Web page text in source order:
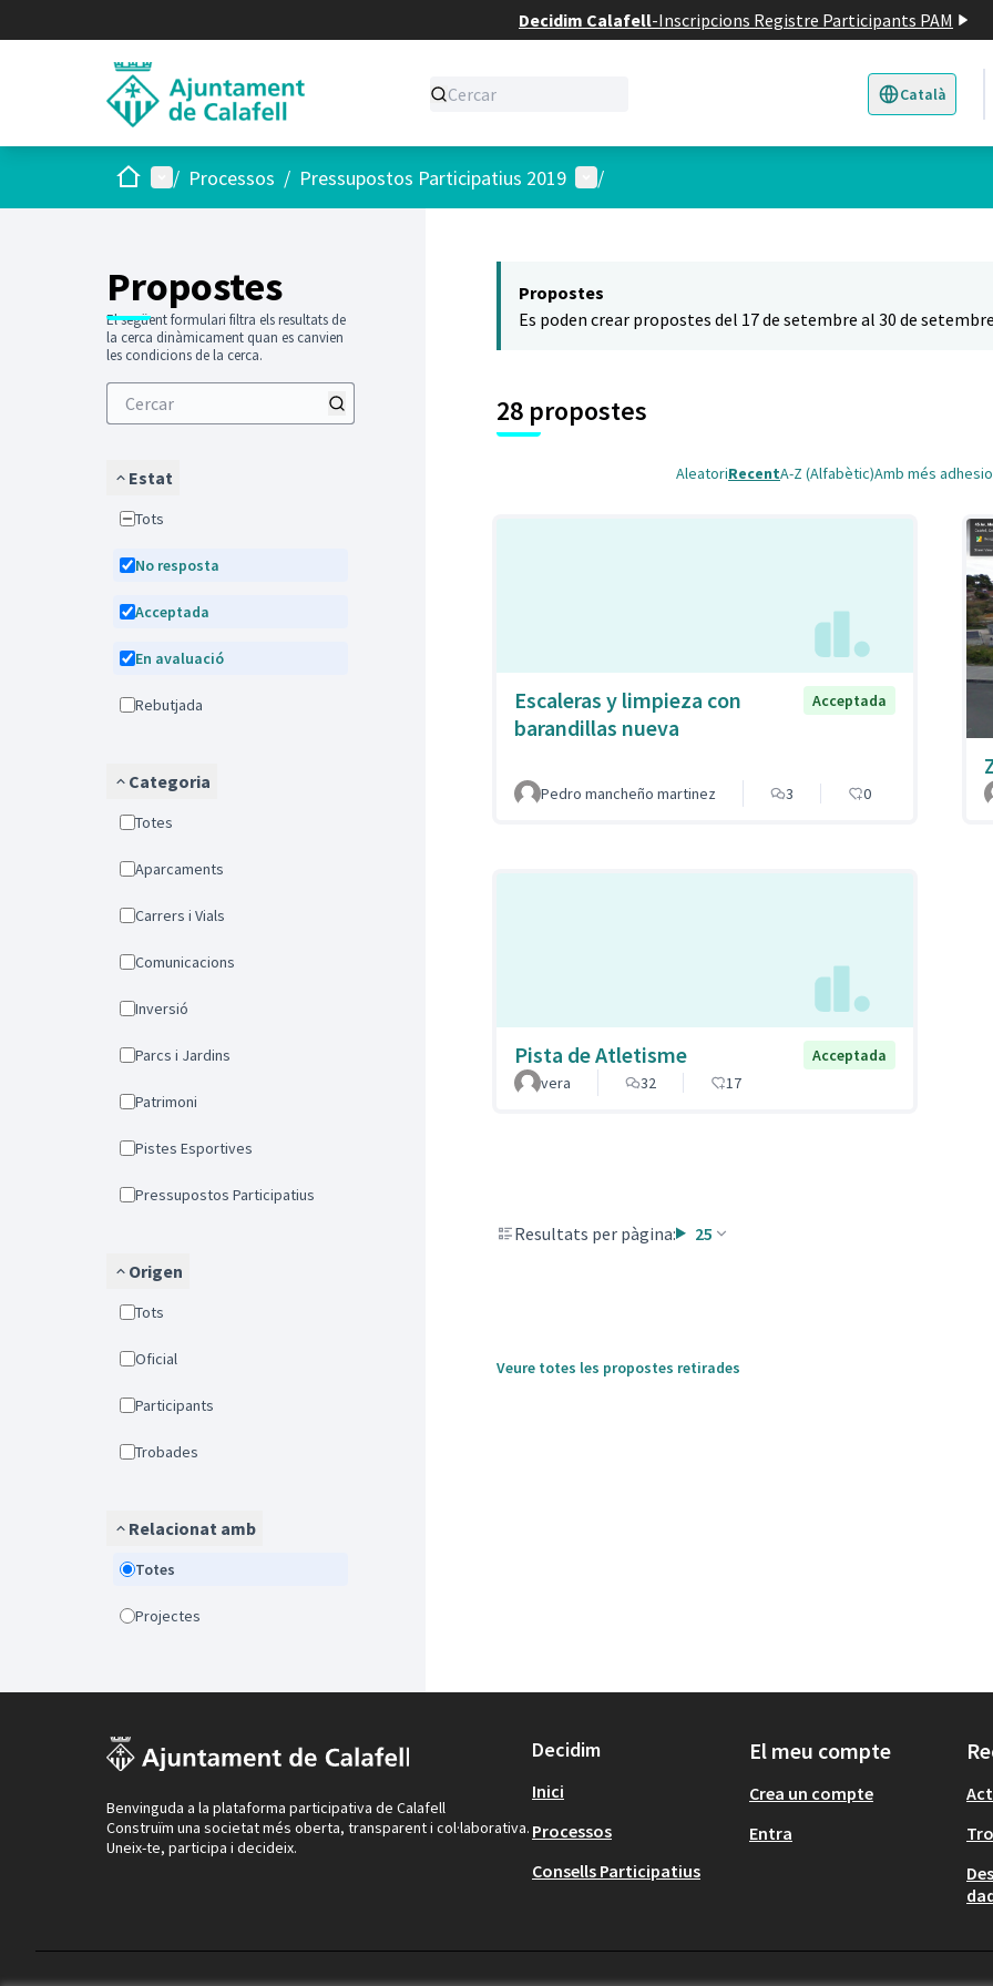
Decidim Calafell-Inscripcions Registre Participants PAM
Català
Triar la llengua
Inici Menú principal
/ Processos / Pressupostos Participatius 2019 Menú d'usuari
/
Propostes
El següent formulari filtra els resultats de
la cerca dinàmicament quan es canvien
les condicions de la cerca.
Estat
Tots
No resposta
Acceptada
En avaluació
Rebutjada
Categoria
Totes
Aparcaments
Carrers i Vials
Comunicacions
Inversió
Parcs i Jardins
Patrimoni
Pistes Esportives
Pressupostos Participatius
Origen
Tots
Oficial
Participants
Trobades
Relacionat amb
Totes
Projectes
Propostes
Es poden crear propostes del 17 de setembre al 30 de
28 propostes
AleatoriRecentA-Z (Alfabètic)Amb més
Escaleras y limpieza con
barandillas nueva
Acceptada
Pedro mancheño martinez 3 0
Pista de Atletisme
Acceptada
vera
32 17
Resultats per pàgina: 25
Veure totes les propostes retirades
Benvinguda a la plataforma participativa de Calafell
Construïm una societat més oberta, transparent i col·laborativa.
Uneix-te, participa i decideix.
Decidim
Inici
Processos
Consells Participatius
El meu compte
Crea un compte
Entra